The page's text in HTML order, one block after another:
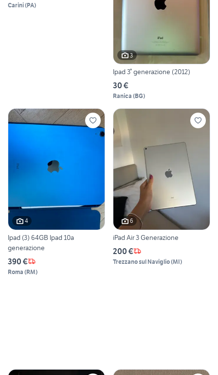
Carini(PA)
3
Ipad 3° generazione (2012)
30 €
Ranica (BG)
4
Ipad (3) 64GB Ipad 10a
generazione
390 €
Roma (RM)
6
iPad Air 3 Generazione
200 €
Trezzano sul Naviglio(MI)